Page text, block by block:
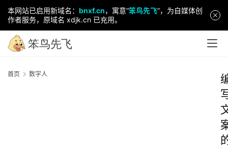
本网站已启用新域名： bnxf.cn，寓意“笨鸟先飞”，为自媒体创
作者服务，原域名 xdjk.cn 已充用。
首页 数字人